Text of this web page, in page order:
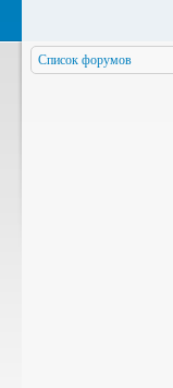
Список форумов